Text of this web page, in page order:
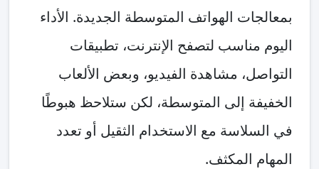
بمعالجات الهواتف المتوسطة الجديدة. الأداء
اليوم مناسب لتصفح الإنترنت، تطبيقات
التواصل، مشاهدة الفيديو، وبعض الألعاب
الخفيفة إلى المتوسطة، لكن ستلاحظ هبوطًا
في السلاسة مع الاستخدام الثقيل أو تعدد
المهام المكثف.